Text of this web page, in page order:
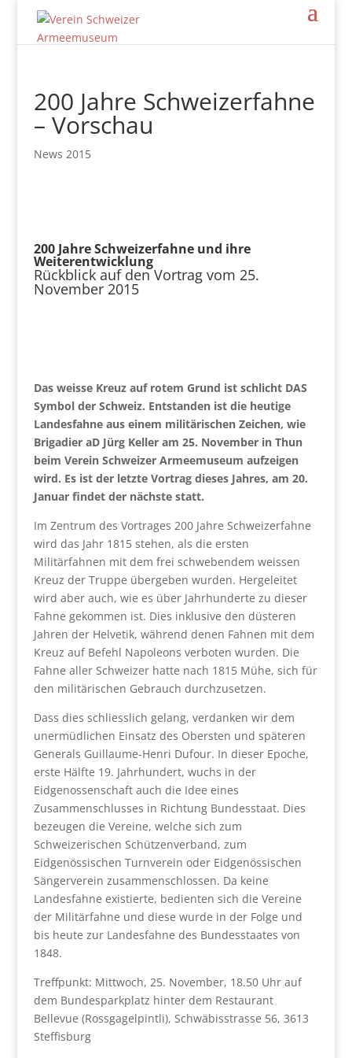
200 Jahre Schweizerfahne
– Vorschau
News 2015
200 Jahre Schweizerfahne und ihre
Weiterentwicklung
Rückblick auf den Vortrag vom 25.
November 2015
Das weisse Kreuz auf rotem Grund ist schlicht DAS
Symbol der Schweiz. Entstanden ist die heutige
Landesfahne aus einem militärischen Zeichen, wie
Brigadier aD Jürg Keller am 25. November in Thun
beim Verein Schweizer Armeemuseum aufzeigen
wird. Es ist der letzte Vortrag dieses Jahres, am 20.
Januar findet der nächste statt.
Im Zentrum des Vortrages 200 Jahre Schweizerfahne
wird das Jahr 1815 stehen, als die ersten
Militärfahnen mit dem frei schwebendem weissen
Kreuz der Truppe übergeben wurden. Hergeleitet
wird aber auch, wie es über Jahrhunderte zu dieser
Fahne gekommen ist. Dies inklusive den düsteren
Jahren der Helvetik, während denen Fahnen mit dem
Kreuz auf Befehl Napoleons verboten wurden. Die
Fahne aller Schweizer hatte nach 1815 Mühe, sich für
den militärischen Gebrauch durchzusetzen.
Dass dies schliesslich gelang, verdanken wir dem
unermüdlichen Einsatz des Obersten und späteren
Generals Guillaume-Henri Dufour. In dieser Epoche,
erste Hälfte 19. Jahrhundert, wuchs in der
Eidgenossenschaft auch die Idee eines
Zusammenschlusses in Richtung Bundesstaat. Dies
bezeugen die Vereine, welche sich zum
Schweizerischen Schützenverband, zum
Eidgenössischen Turnverein oder Eidgenössischen
Sängerverein zusammenschlossen. Da keine
Landesfahne existierte, bedienten sich die Vereine
der Militärfahne und diese wurde in der Folge und
bis heute zur Landesfahne des Bundesstaates von
1848.
Treffpunkt: Mittwoch, 25. November, 18.50 Uhr auf
dem Bundesparkplatz hinter dem Restaurant
Bellevue (Rossgagelpintli), Schwäbisstrasse 56, 3613
Steffisburg